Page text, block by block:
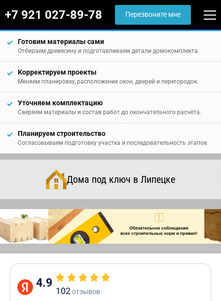
+7 921 027-89-78 Перезвоните мне
Готовим материалы сами
Отбираем древесину и подготавливаем детали домокомплекта.
Корректируем проекты
Меняем планировку, расположение окон, дверей и перегородок.
Уточняем комплектацию
Сверяем материалы и состав работ до окончательного расчёта.
Планируем строительство
Согласовываем подготовку участка и последовательность этапов.
Дома под ключ в Липецке
4.9
102отзывов